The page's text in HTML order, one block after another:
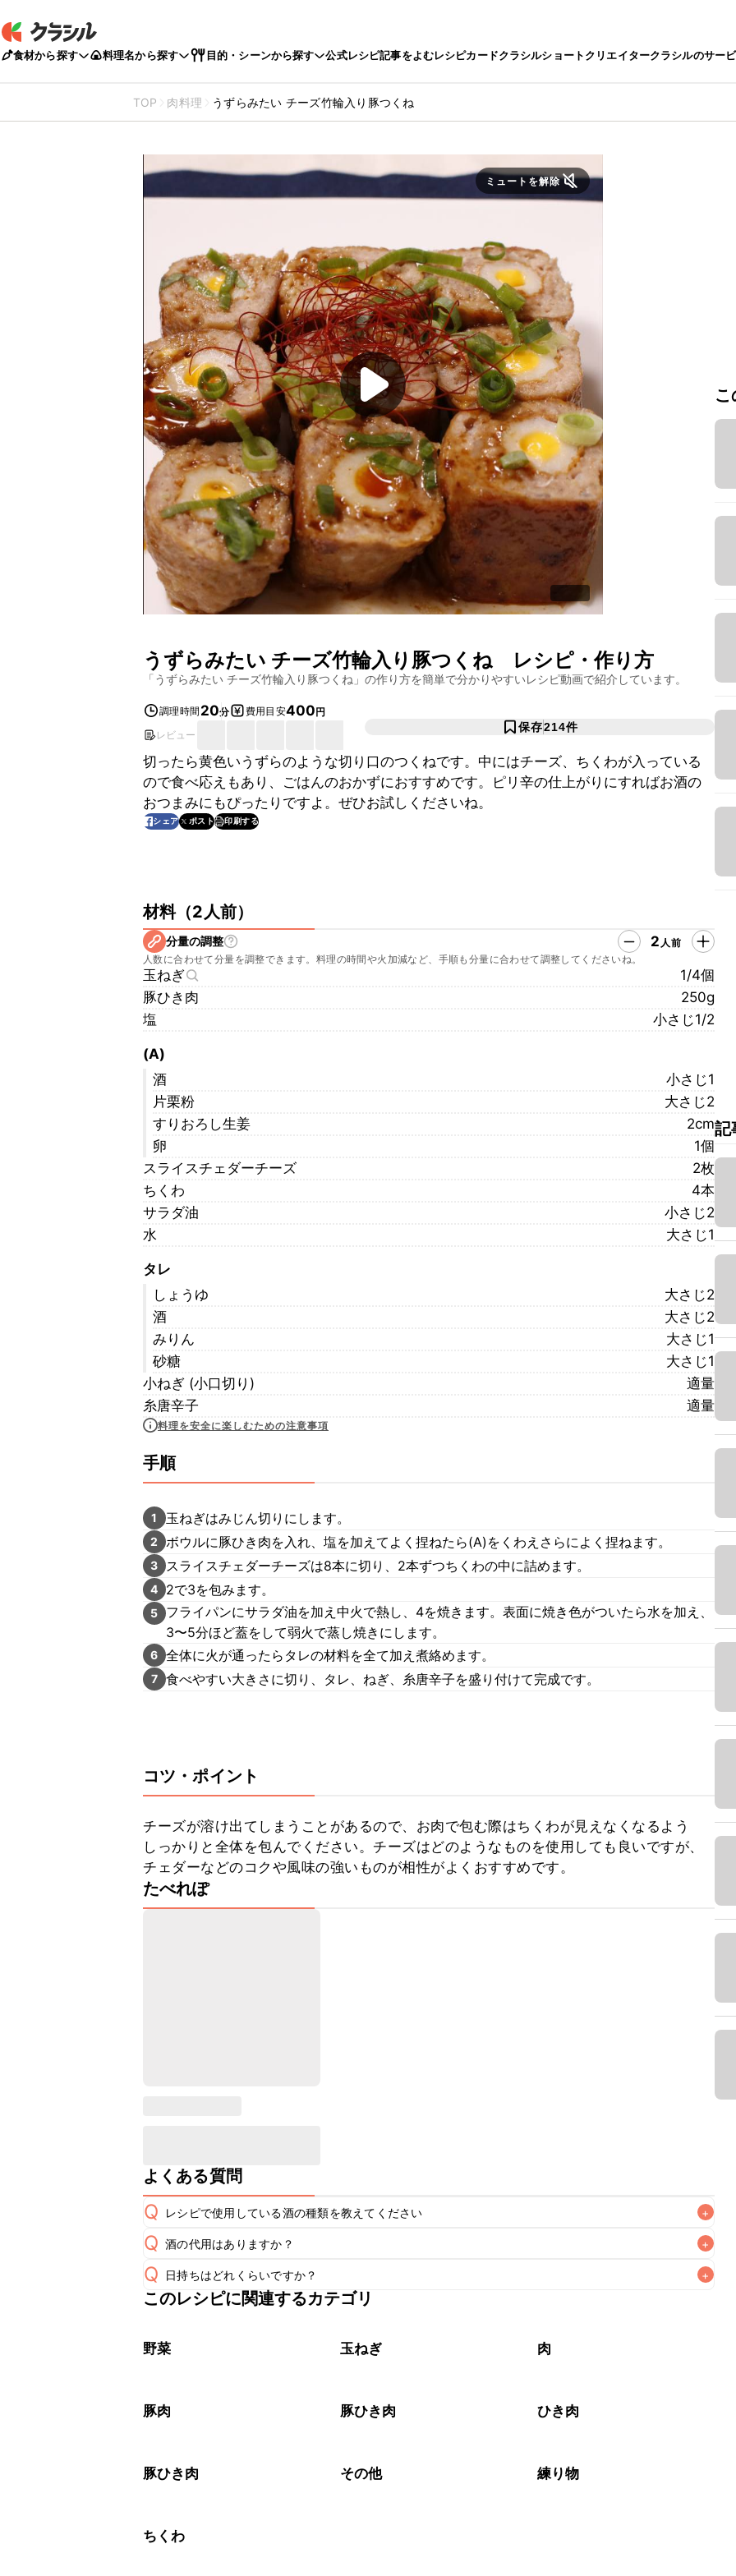
食材から探す 料理名から探す 目的・シーンから探す 公式レシピ記事をよむレシピカードクラシルショートクリエイタークラシルのサー
TOP 肉料理 うずらみたい チーズ竹輪入り豚つくね
ミュートを解除
うずらみたい チーズ竹輪入り豚つくね レシピ・作り方
「うずらみたい チーズ竹輪入り豚つくね 」の作り方を簡単で分かりやすいレシピ動画で紹介しています。
調理時間 20分 費用目安400円
レビュー
保存214件
切ったら黄色いうずらのような切り口のつくねです。中にはチーズ、ちくわが入っている
ので食べ応えもあり、ごはんのおかずにおすすめです。ピリ辛の仕上がりにすればお酒の
おつまみにもぴったりですよ。ぜひお試しくださいね。
シェア ポスト 印刷する
材料（2人前）
分量の調整 2 人前
人数に合わせて分量を調整できます。料理の時間や火加減など、手順も分量に合わせて調整してくださいね。
玉ねぎ
1/4個
豚ひき肉
250g
塩
小さじ1/2
(A)
酒
小さじ1
片栗粉
大さじ2
すりおろし生姜
2cm
卵
1個
スライスチェダーチーズ
2枚
ちくわ
4本
サラダ油
小さじ2
水
大さじ1
タレ
しょうゆ
大さじ2
酒
大さじ2
みりん
大さじ1
砂糖
大さじ1
小ねぎ (小口切り)
適量
糸唐辛子
適量
料理を安全に楽しむための注意事項
手順
1 玉ねぎはみじん切りにします。
2 ボウルに豚ひき肉を入れ、塩を加えてよく捏ねたら(A)をくわえさらによく捏ねます。
3 スライスチェダーチーズは8本に切り、2本ずつちくわの中に詰めます。
4 2で3を包みます。
5
フライパンにサラダ油を加え中火で熱し、4を焼きます。表面に焼き色がついたら水を加え、
3〜5分ほど蓋をして弱火で蒸し焼きにします。
6 全体に火が通ったらタレの材料を全て加え煮絡めます。
7 食べやすい大きさに切り、タレ、ねぎ、糸唐辛子を盛り付けて完成です。
コツ・ポイント
チーズが溶け出てしまうことがあるので、お肉で包む際はちくわが見えなくなるよう
しっかりと全体を包んでください。チーズはどのようなものを使用しても良いですが、
チェダーなどのコクや風味の強いものが相性がよくおすすめです。
たべれぽ
よくある質問
Q レシピで使用している酒の種類を教えてください +
A
Q 酒の代用はありますか？ +
A
Q 日持ちはどれくらいですか？ +
保存期間は冷蔵で翌日中が目安です。なるべくお早めにお召し上がりください。
※日持ちは目安です。
このレシピに関連するカテゴリ
野菜 玉ねぎ 肉
豚肉 豚ひき肉 ひき肉
豚ひき肉 その他 練り物
ちくわ
記